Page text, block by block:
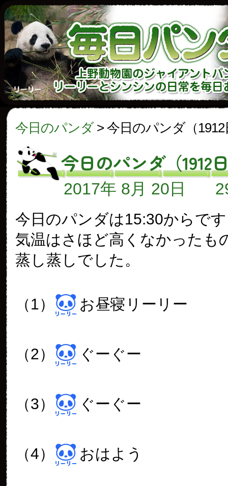
今日のパンダ> 今日のパンダ（1912
今日のパンダ（1912
2017年 8月 20日
今日のパンダは15:30からで
気温はさほど高くなかったも
蒸し蒸しでした。
（1） お昼寝リーリー
（2） ぐーぐー
（3） ぐーぐー
（4） おはよう